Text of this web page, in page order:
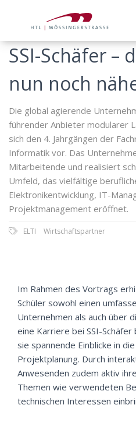
SSI-Schäfer –
nun noch
Die global agierende
führender Anbieter modularer
sich den 4. Jahrgängen der
Informatik vor. Das
Mitarbeitende und realisiert
Umfeld, das vielfältige
Elektronikentwicklung, IT-
Projektmanagement eröffnet.
ELTI Wirtschaftspartner
Im Rahmen des Vortrags
Schüler sowohl einen
Unternehmen als auch über
eine Karriere bei SSI-
sie spannende Einblicke in
Projektplanung. Durch
Anwesenden zudem aktiv
Themen wie verwendeten
technischen Interessen